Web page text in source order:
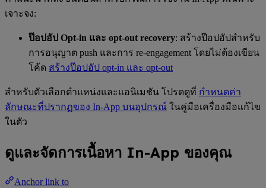
เจาะจง:
ป๊อปอัป Opt-in และ opt-out recovery: สร้างป๊อปอัปสำหรับ
การอนุญาต push และการ re-engagement โดยไม่ต้องเขียน
โค้ด สร้างป๊อปอัป opt-in และ opt-out
สำหรับตัวเลือกตำแหน่งและแอนิเมชัน โปรดดูที่ กำหนดค่า
ลักษณะที่ปรากฏของ In-App บนอุปกรณ์ ในคู่มือเครื่องมือแก้ไข
ในตัว
ดูและจัดการเนื้อหา In-App ของคุณ
Anchor link to